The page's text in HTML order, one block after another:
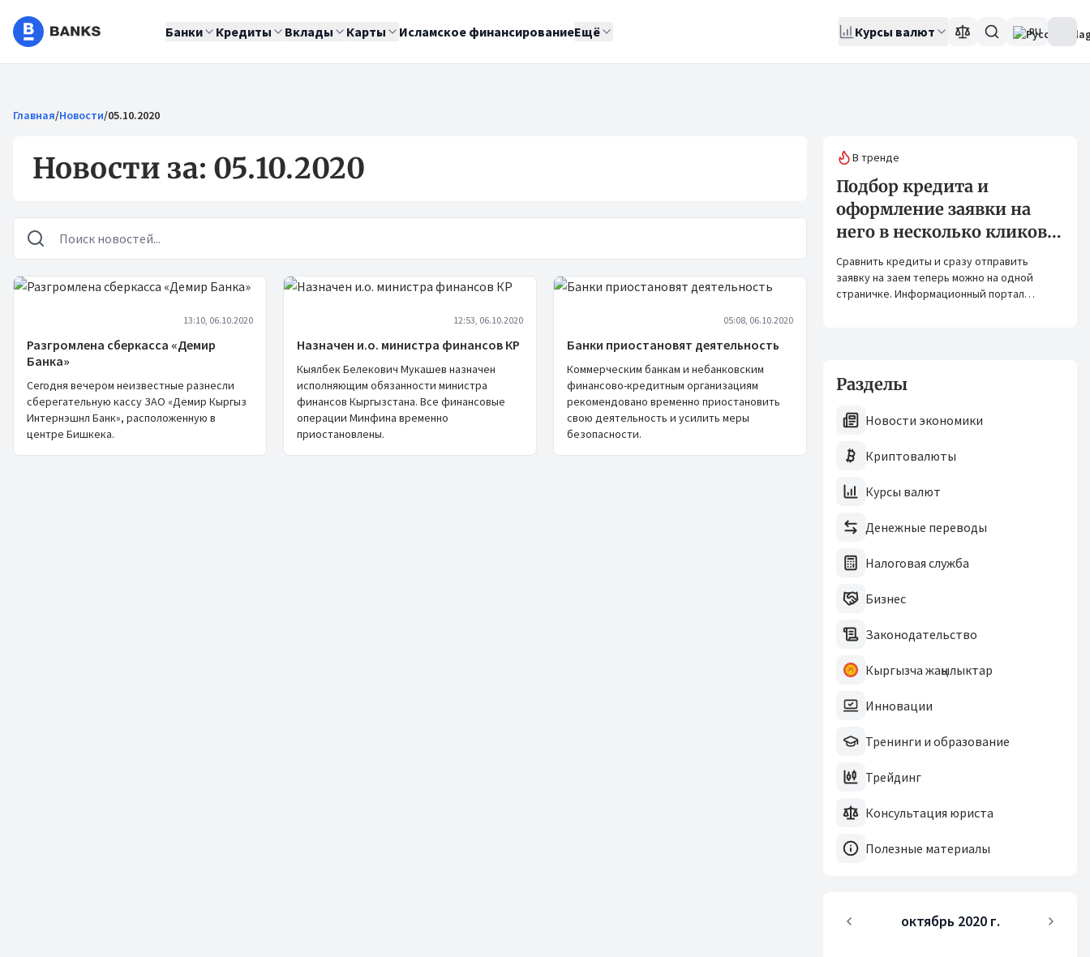
Банки Кредиты Вклады Карты Исламское финансированиеЕщё Курсы валют RU
Главная/Новости/05.10.2020
Новости за: 05.10.2020
Новости
13:10, 06.10.2020
Разгромлена сберкасса «Демир
Банка»
Сегодня вечером неизвестные разнесли
сберегательную кассу ЗАО «Демир Кыргыз
Интернэшнл Банк», расположенную в
центре Бишкека.
12:53, 06.10.2020
Назначен и.о. министра финансов КР
Кыялбек Белекович Мукашев назначен
исполняющим обязанности министра
финансов Кыргызстана. Все финансовые
операции Минфина временно
приостановлены.
05:08, 06.10.2020
Банки приостановят деятельность
Коммерческим банкам и небанковским
финансово-кредитным организациям
рекомендовано временно приостановить
свою деятельность и усилить меры
безопасности.
В тренде
Подбор кредита и
оформление заявки на
него в несколько кликов:
Banks.kg и Bank.kg стали
партнерами
Сравнить кредиты и сразу отправить
заявку на заем теперь можно на одной
страничке. Информационный портал
Разделы
Новости экономики
Криптовалюты
Курсы валют
Денежные переводы
Налоговая служба
Бизнес
Законодательство
Кыргызча жаңылыктар
Инновации
Тренинги и образование
Трейдинг
Консультация юриста
Полезные материалы
октябрь 2020 г.